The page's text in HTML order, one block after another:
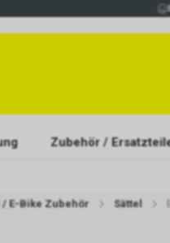
Zubehör /
E-Bike Zubehör Sättel